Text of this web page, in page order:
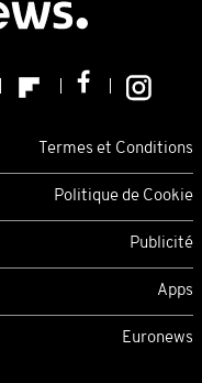
Termes et Conditions
Politique de Cookie
Publicité
Apps
Euronews